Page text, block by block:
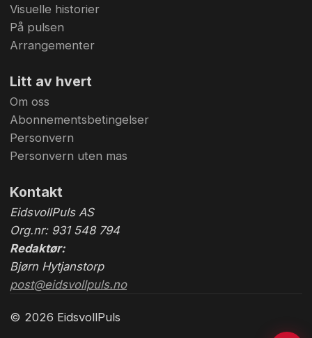
Visuelle historier
På pulsen
Arrangementer
Litt av hvert
Om oss
Abonnementsbetingelser
Personvern
Personvern uten mas
Kontakt
EidsvollPuls AS
Org.nr: 931 548 794
Redaktør:
Bjørn Hytjanstorp
post@eidsvollpuls.no
© 2026 EidsvollPuls